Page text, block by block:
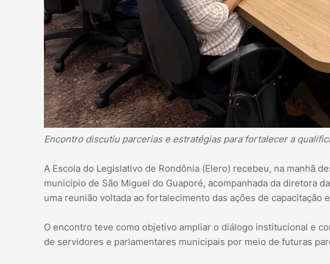
Encontro discutiu parcerias e estratégias para fortalecer a
A Escola do Legislativo de Rondônia (Elero) recebeu, na manhã
município de São Miguel do Guaporé, acompanhada da diretora
uma reunião voltada ao fortalecimento das ações de capacitação
O encontro teve como objetivo ampliar o diálogo institucional e
de servidores e parlamentares municipais por meio de futuras